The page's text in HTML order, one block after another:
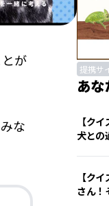
が
な
提携サ
あ
【ク
犬との
【ク
さん！